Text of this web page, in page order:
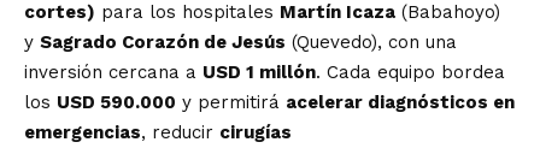
cortes) para los hospitales Martín Icaza (Babahoyo)
y Sagrado Corazón de Jesús (Quevedo), con una
inversión cercana a USD 1 millón. Cada equipo bordea
los USD 590.000 y permitirá acelerar diagnósticos en
emergencias, reducir cirugías